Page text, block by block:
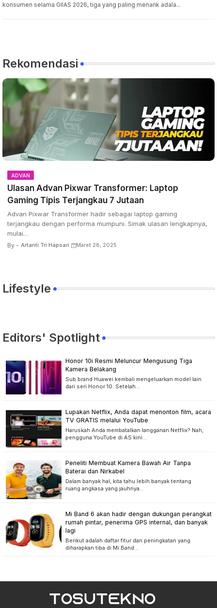
konsumen selama GIIAS 2026, tiga yang paling menarik adala...
Rekomendasi
ADVAN
Ulasan Advan Pixwar Transformer: Laptop
Gaming Tipis Terjangkau 7 Jutaan
Advan Pixwar Transformer hadir sebagai laptop gaming
terjangkau dengan performa mumpuni. Simak ulasan lengkapnya,
mulai…
By - Artanti Tri Hapsari Maret 28, 2025
Lifestyle
Editors' Spotlight
Honor 10i Resmi Meluncur Mengusung Tiga
Kamera Belakang
Sub brand Huawei kembali mengeluarkan model lain
dari seri Honor 10. Setelah…
Lupakan Netflix, Anda dapat menonton film, acara
TV GRATIS melalui YouTube
Haruskah Anda membatalkan langganan Netflix? Nah,
pengguna YouTube di AS kini…
Peneliti Membuat Kamera Bawah Air Tanpa
Baterai dan Nirkabel
Dalam banyak hal, kita tahu lebih banyak tentang
ruang angkasa yang jauhnya…
Mi Band 6 akan hadir dengan dukungan perangkat
rumah pintar, penerima GPS internal, dan banyak
lagi
Berikut adalah daftar fitur dan peningkatan yang
diharapkan tiba di Mi Band…